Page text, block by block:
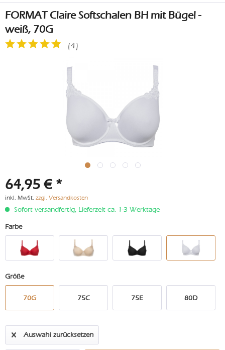
FORMAT Claire Softschalen BH mit Bügel -
weiß, 70G
(4)
64,95 € *
inkl. MwSt. zzgl. Versandkosten
Sofort versandfertig, Lieferzeit ca. 1-3 Werktage
Farbe
Größe
70G 75C 75E 80D
Auswahl zurücksetzen